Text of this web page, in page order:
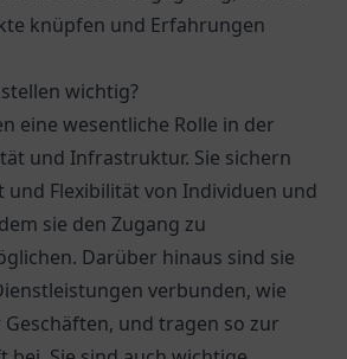
knüpfen und Erfahrungen
wichtig?
eine wesentliche Rolle in der
und Infrastruktur. Sie sichern
und Flexibilität von Individuen und
sie den Zugang zu
Darüber hinaus sind sie
verbunden, wie
und tragen so zur